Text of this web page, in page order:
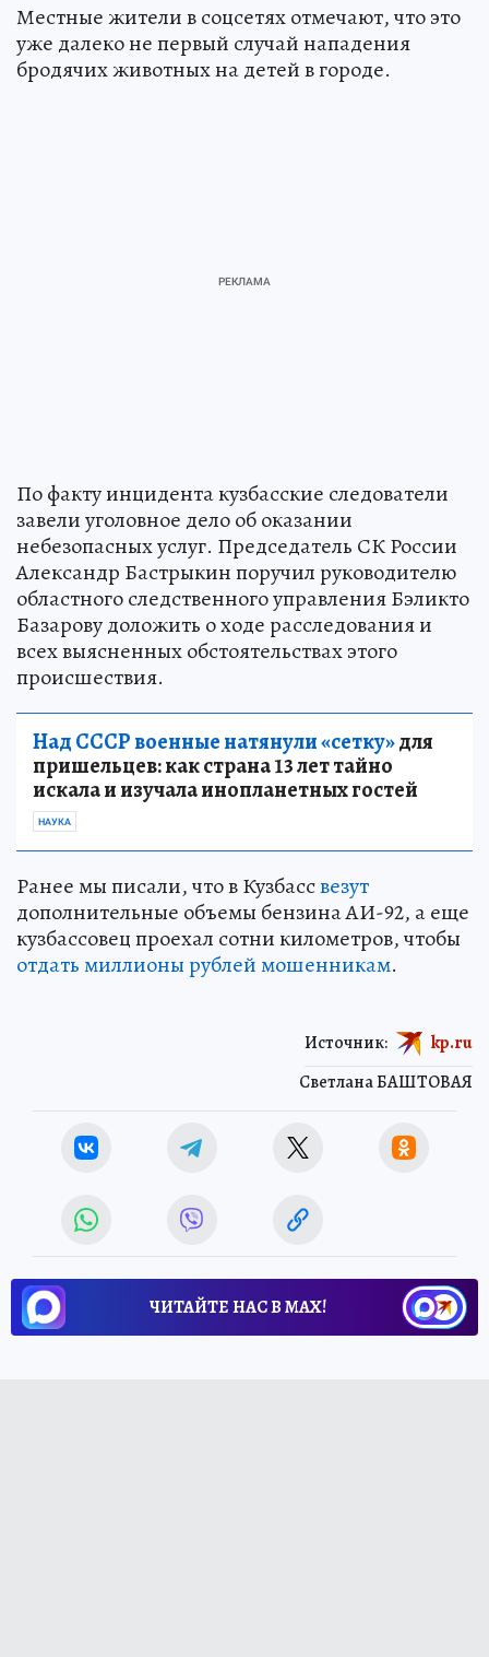
Местные жители в соцсетях отмечают, что это
уже далеко не первый случай нападения
бродячих животных на детей в городе.
По факту инцидента кузбасские следователи
завели уголовное дело об оказании
небезопасных услуг. Председатель СК России
Александр Бастрыкин поручил руководителю
областного следственного управления Бэликто
Базарову доложить о ходе расследования и
всех выясненных обстоятельствах этого
происшествия.
Над СССР военные натянули «сетку»для
пришельцев: как страна 13 лет тайно
искала и изучала инопланетных гостей
НАУКА
Ранее мы писали, что в Кузбассвезут
дополнительные объемы бензина АИ-92, а еще
кузбассовец проехал сотни километров, чтобы
отдать миллионы рублей мошенникам.
Светлана БАШТОВАЯ
Источник: kp.ru
ЧИТАЙТЕ НАС В МАХ!